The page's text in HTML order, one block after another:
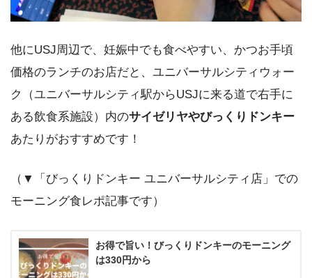
他にUSJ周辺で、妊娠中でも食べやすい、かつお手頃
価格のランチのお店だと、ユニバーサルシティウォー
ク（ユニバーサルシティ駅からUSJに来る道で右手に
ある飲食系施設）内のサイゼリヤやびっくりドンキー
あたりがおすすめです！
（▼「びっくりドンキー ユニバーサルシティ店」での
モーニング食レポ記事です）
お得で旨い！びっくりドンキーのモーニング
は330円から